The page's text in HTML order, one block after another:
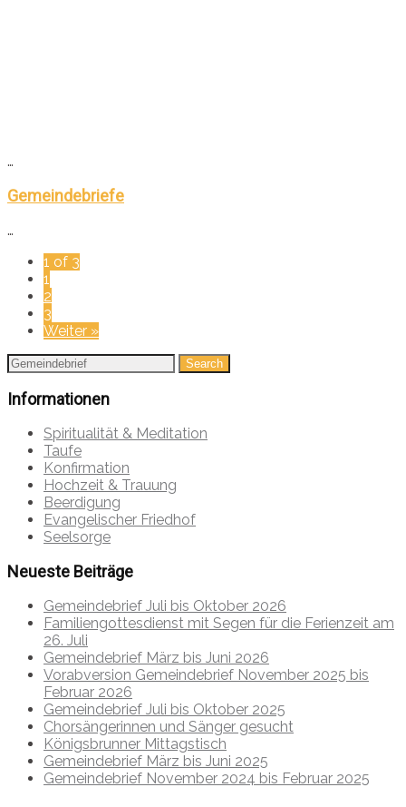
…
Gemeindebriefe
…
1 of 3
1
2
3
Weiter »
Informationen
Spiritualität & Meditation
Taufe
Konfirmation
Hochzeit & Trauung
Beerdigung
Evangelischer Friedhof
Seelsorge
Neueste Beiträge
Gemeindebrief Juli bis Oktober 2026
Familiengottesdienst mit Segen für die Ferienzeit am
26. Juli
Gemeindebrief März bis Juni 2026
Vorabversion Gemeindebrief November 2025 bis
Februar 2026
Gemeindebrief Juli bis Oktober 2025
Chorsängerinnen und Sänger gesucht
Königsbrunner Mittagstisch
Gemeindebrief März bis Juni 2025
Gemeindebrief November 2024 bis Februar 2025